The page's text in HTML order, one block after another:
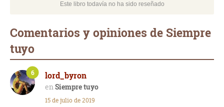
Este libro todavía no ha sido reseñado
Comentarios y opiniones de Siempre
tuyo
lord_byron
Siempre tuyo
6
15 de julio de 2019